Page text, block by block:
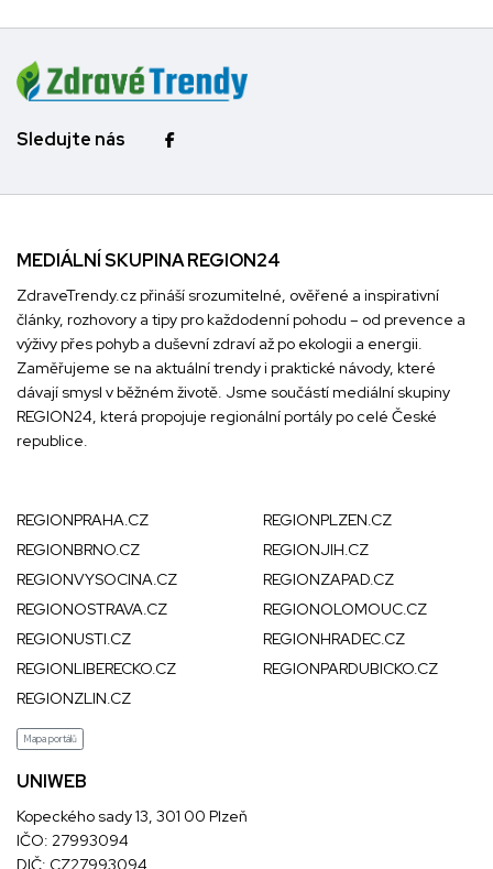
Sledujte nás
MEDIÁLNÍ SKUPINA REGION24
ZdraveTrendy.cz přináší srozumitelné, ověřené a inspirativní
články, rozhovory a tipy pro každodenní pohodu – od prevence a
výživy přes pohyb a duševní zdraví až po ekologii a energii.
Zaměřujeme se na aktuální trendy i praktické návody, které
dávají smysl v běžném životě. Jsme součástí mediální skupiny
REGION24, která propojuje regionální portály po celé České
republice.
REGIONPRAHA.CZ
REGIONPLZEN.CZ
REGIONBRNO.CZ
REGIONJIH.CZ
REGIONVYSOCINA.CZ
REGIONZAPAD.CZ
REGIONOSTRAVA.CZ
REGIONOLOMOUC.CZ
REGIONUSTI.CZ
REGIONHRADEC.CZ
REGIONLIBERECKO.CZ
REGIONPARDUBICKO.CZ
REGIONZLIN.CZ
Mapa portálů
UNIWEB
Kopeckého sady 13, 301 00 Plzeň
IČO: 27993094
DIČ: CZ27993094